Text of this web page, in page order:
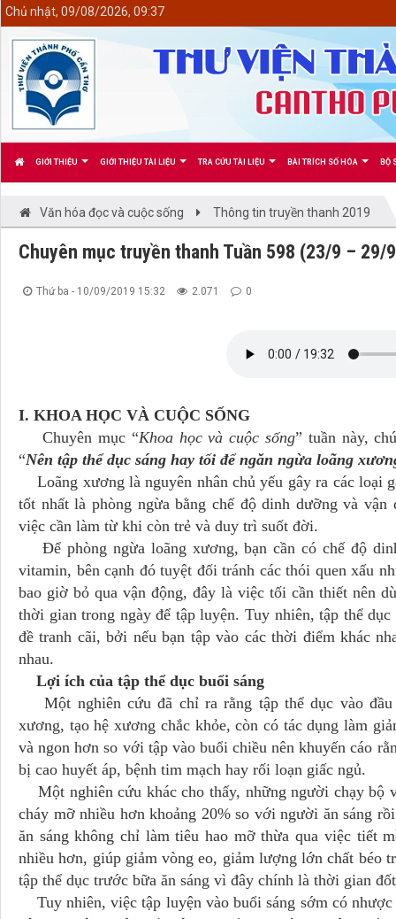
GIỚI THIỆU GIỚI THIỆU TÀI LIỆU TRA CỨU TÀI LIỆU BÀI TRÍCH SỐ HÓA BỘ
Chủ nhật, 09/08/2026, 09:37
Văn hóa đọc và cuộc sống Thông tin truyền thanh 2019
Chuyên mục truyền thanh Tuần 598 (23/9 – 29/
Thứ ba - 10/09/2019 15:32 2.071 0
I. KHOA HỌC VÀ CUỘC SỐNG
Chuyên mục “Khoa học và cuộc sống” tuần này,
“Nên tập thể dục sáng hay tối để ngăn ngừa loãng
Loãng xương là nguyên nhân chủ yếu gây ra các loại
tốt nhất là phòng ngừa bằng chế độ dinh dưỡng và
việc cần làm từ khi còn trẻ và duy trì suốt đời.
Để phòng ngừa loãng xương, bạn cần có chế độ
vitamin, bên cạnh đó tuyệt đối tránh các thói quen xấu
bao giờ bỏ qua vận động, đây là việc tối cần thiết nên
thời gian trong ngày để tập luyện. Tuy nhiên, tập thể
đề tranh cãi, bởi nếu bạn tập vào các thời điểm khác
nhau.
Lợi ích của tập thể dục buổi sáng
Một nghiên cứu đã chỉ ra rằng tập thể dục vào đầu
xương, tạo hệ xương chắc khỏe, còn có tác dụng làm
và ngon hơn so với tập vào buổi chiều nên khuyến cáo
bị cao huyết áp, bệnh tim mạch hay rối loạn giấc ngủ.
Một nghiên cứu khác cho thấy, những người chạy bộ
cháy mỡ nhiều hơn khoảng 20% so với người ăn sáng
ăn sáng không chỉ làm tiêu hao mỡ thừa qua việc tiết
nhiều hơn, giúp giảm vòng eo, giảm lượng lớn chất béo
tập thể dục trước bữa ăn sáng vì đây chính là thời gian
Tuy nhiên, việc tập luyện vào buổi sáng sớm có
<